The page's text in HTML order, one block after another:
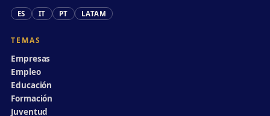
ES IT PT LATAM
TEMAS
Empresas
Empleo
Educación
Formación
Juventud